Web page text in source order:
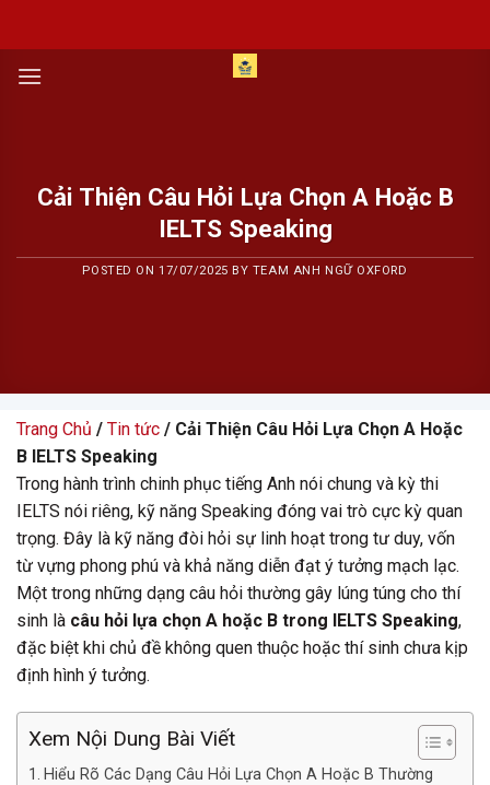
content
Cải Thiện Câu Hỏi Lựa Chọn A Hoặc B
IELTS Speaking
POSTED ON17/07/2025 BY TEAM ANH NGỮ OXFORD
Trang Chủ / Tin tức / Cải Thiện Câu Hỏi Lựa Chọn A Hoặc
B IELTS Speaking
Trong hành trình chinh phục tiếng Anh nói chung và kỳ thi
IELTS nói riêng, kỹ năng Speaking đóng vai trò cực kỳ quan
trọng. Đây là kỹ năng đòi hỏi sự linh hoạt trong tư duy, vốn
từ vựng phong phú và khả năng diễn đạt ý tưởng mạch lạc.
Một trong những dạng câu hỏi thường gây lúng túng cho thí
sinh là câu hỏi lựa chọn A hoặc B trong IELTS Speaking,
đặc biệt khi chủ đề không quen thuộc hoặc thí sinh chưa kịp
định hình ý tưởng.
Xem Nội Dung Bài Viết
Hiểu Rõ Các Dạng Câu Hỏi Lựa Chọn A Hoặc B Thường